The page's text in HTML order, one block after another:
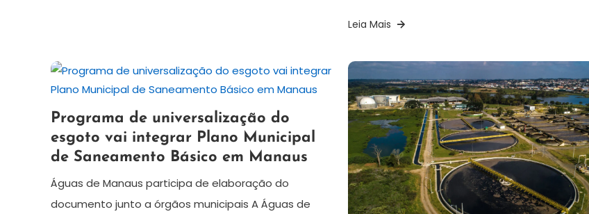
Leia Mais
de
junho
de
2024
Redação
Programa de universalização do
esgoto vai integrar Plano Municipal
de Saneamento Básico em Manaus
Águas de Manaus participa de elaboração do
documento junto a órgãos municipais A Águas de